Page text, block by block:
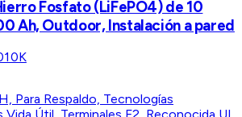
Fosfato (LiFePO4) de 10
Ah, Outdoor, Instalación a pared